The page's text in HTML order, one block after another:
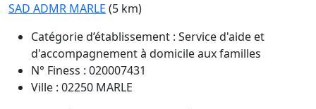
SAD ADMR MARLE (5 km)
Catégorie d’établissement : Service d'aide et
d'accompagnement à domicile aux familles
N° Finess : 020007431
Ville : 02250 MARLE